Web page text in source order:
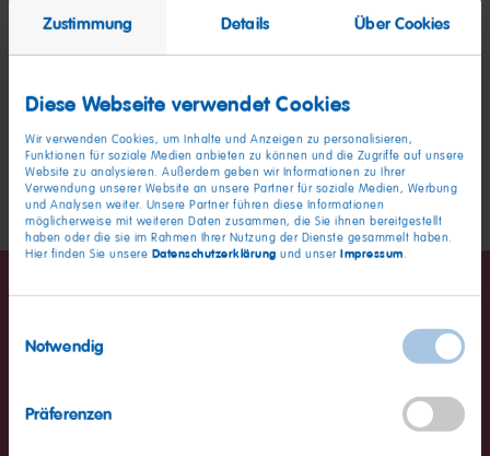
Zustimmung Details Über Cookies
Diese Webseite verwendet Cookies
Wir verwenden Cookies, um Inhalte und Anzeigen zu personalisieren,
Funktionen für soziale Medien anbieten zu können und die Zugriffe auf unsere
Website zu analysieren. Außerdem geben wir Informationen zu Ihrer
Verwendung unserer Website an unsere Partner für soziale Medien, Werbung
und Analysen weiter. Unsere Partner führen diese Informationen
möglicherweise mit weiteren Daten zusammen, die Sie ihnen bereitgestellt
haben oder die sie im Rahmen Ihrer Nutzung der Dienste gesammelt haben.
Hier finden Sie unsere Datenschutzerklärung und unser Impressum.
Notwendig
Präferenzen
Himbeere, Aprikose, Pfirsich-Maracuja. Ein 100 %
vegetarisches Erlebnis mit 10 % Fruchtsaft im
Fruchtgummianteil. 110 % Liebe!
pro 100g